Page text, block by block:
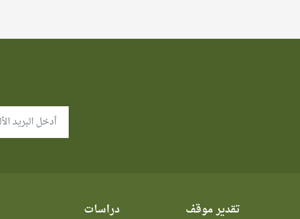
تقدير موقف دراسات